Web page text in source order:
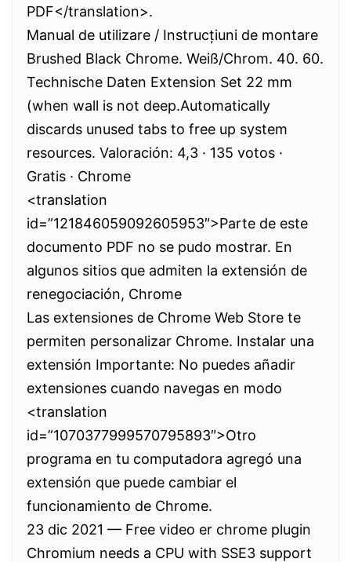
PDF</translation>.
Manual de utilizare / Instrucțiuni de montare
Brushed Black Chrome. Weiß/Chrom. 40. 60.
Technische Daten Extension Set 22 mm
(when wall is not deep.Automatically
discards unused tabs to free up system
resources. Valoración: 4,3 · ‎135 votos ·
‎Gratis · ‎Chrome
<translation
id=”121846059092605953″>Parte de este
documento PDF no se pudo mostrar. En
algunos sitios que admiten la extensión de
renegociación, Chrome
Las extensiones de Chrome Web Store te
permiten personalizar Chrome. Instalar una
extensión Importante: No puedes añadir
extensiones cuando navegas en modo
<translation
id=”1070377999570795893″>Otro
programa en tu computadora agregó una
extensión que puede cambiar el
funcionamiento de Chrome.
23 dic 2021 — Free video er chrome plugin
Chromium needs a CPU with SSE3 support